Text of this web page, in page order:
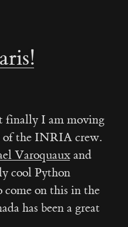
finally I am moving
of the INRIA crew.
Varoquauxand
cool Python
come on this in the
has been a great